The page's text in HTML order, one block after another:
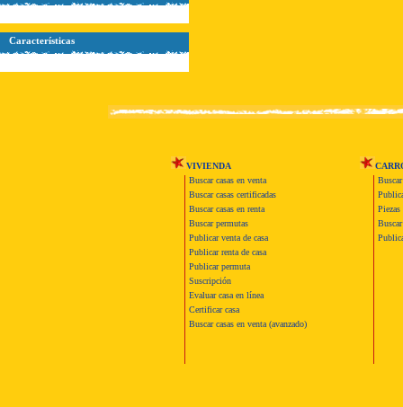
Características
VIVIENDA
Buscar casas en venta
Buscar casas certificadas
Buscar casas en renta
Buscar permutas
Publicar venta de casa
Publicar renta de casa
Publicar permuta
Suscripción
Evaluar casa en línea
Certificar casa
Buscar casas en venta (avanzado)
Piezas